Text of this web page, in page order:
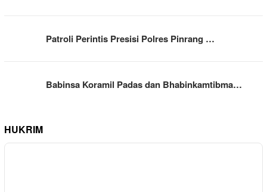
Patroli Perintis Presisi Polres Pinrang …
Babinsa Koramil Padas dan Bhabinkamtibma…
HUKRIM